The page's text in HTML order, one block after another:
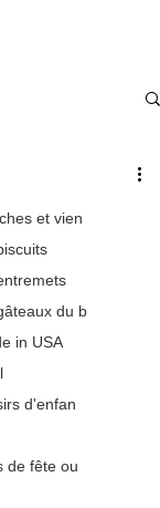
et vien
du b
in USA
d'enfan
de fête ou